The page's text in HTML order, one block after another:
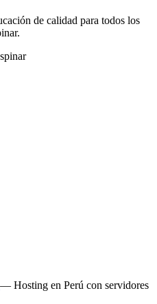
de calidad para todos los
— Hosting en Perú con servidores